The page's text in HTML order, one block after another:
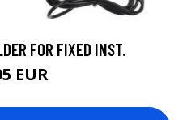
FOR FIXED INST.
EUR